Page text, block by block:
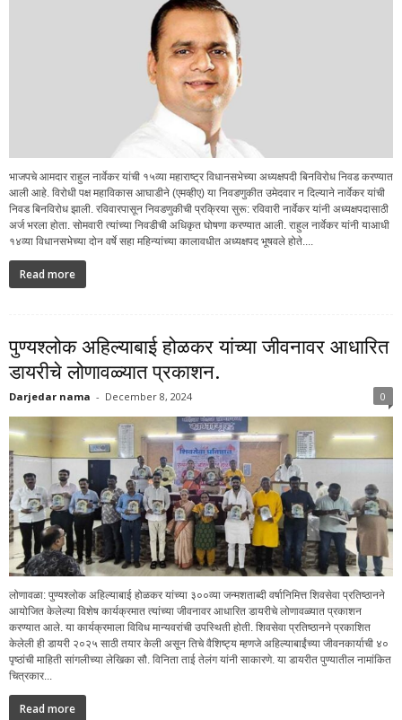
भाजपचे आमदार राहुल नार्वेकर यांची १५व्या महाराष्ट्र विधानसभेच्या अध्यक्षपदी बिनविरोध निवड करण्यात
आली आहे. विरोधी पक्ष महाविकास आघाडीने (एमव्हीए) या निवडणुकीत उमेदवार न दिल्याने नार्वेकर यांची
निवड बिनविरोध झाली. रविवारपासून निवडणुकीची प्रक्रिया सुरू: रविवारी नार्वेकर यांनी अध्यक्षपदासाठी
अर्ज भरला होता. सोमवारी त्यांच्या निवडीची अधिकृत घोषणा करण्यात आली. राहुल नार्वेकर यांनी याआधी
१४व्या विधानसभेच्या दोन वर्षे सहा महिन्यांच्या कालावधीत अध्यक्षपद भूषवले होते....
Read more
पुण्यश्लोक अहिल्याबाई होळकर यांच्या जीवनावर आधारित
डायरीचे लोणावळ्यात प्रकाशन.
Darjedar nama - December 8, 2024 0
लोणावळा: पुण्यश्लोक अहिल्याबाई होळकर यांच्या ३००व्या जन्मशताब्दी वर्षानिमित्त शिवसेवा प्रतिष्ठानने
आयोजित केलेल्या विशेष कार्यक्रमात त्यांच्या जीवनावर आधारित डायरीचे लोणावळ्यात प्रकाशन
करण्यात आले. या कार्यक्रमाला विविध मान्यवरांची उपस्थिती होती. शिवसेवा प्रतिष्ठानने प्रकाशित
केलेली ही डायरी २०२५ साठी तयार केली असून तिचे वैशिष्ट्य म्हणजे अहिल्याबाईंच्या जीवनकार्याची ४०
पृष्ठांची माहिती सांगलीच्या लेखिका सौ. विनिता ताई तेलंग यांनी साकारणे. या डायरीत पुण्यातील नामांकित
चित्रकार...
Read more